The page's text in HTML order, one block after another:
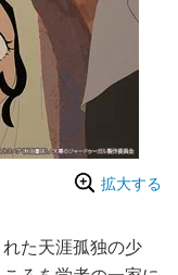
拡大する
た天涯孤独の少